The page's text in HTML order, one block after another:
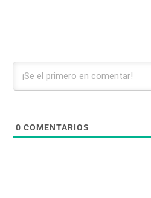
0 COMENTARIOS